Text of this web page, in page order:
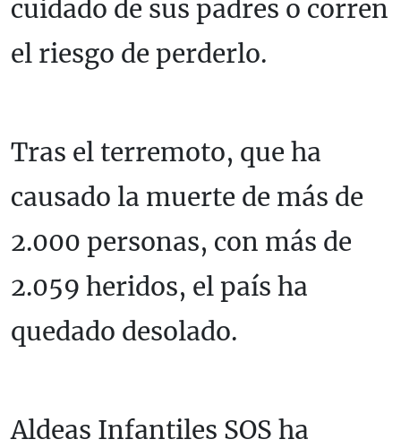
cuidado de sus padres o corren
el riesgo de perderlo.
Tras el terremoto, que ha
causado la muerte de más de
2.000 personas, con más de
2.059 heridos, el país ha
quedado desolado.
Aldeas Infantiles SOS ha